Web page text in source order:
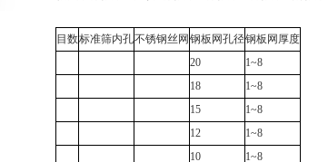
目数标准筛内孔不锈钢丝网 钢板网孔径钢板网厚度
20
1~8
18
1~8
15
1~8
12
1~8
10
1~8